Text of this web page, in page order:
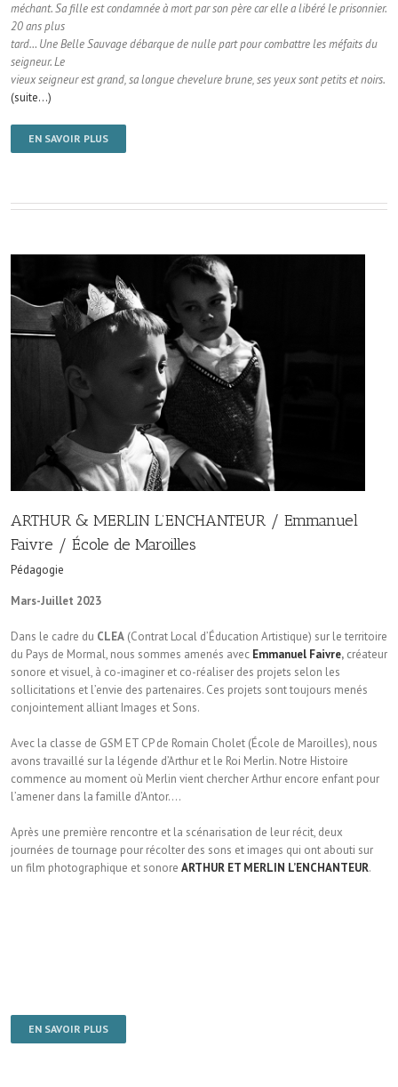
méchant. Sa fille est condamnée à mort par son père car elle a libéré le prisonnier.
20 ans plus
tard… Une Belle Sauvage débarque de nulle part pour combattre les méfaits du
seigneur. Le
vieux seigneur est grand, sa longue chevelure brune, ses yeux sont petits et noirs.
(suite…)
EN SAVOIR PLUS
ARTHUR & MERLIN L’ENCHANTEUR / Emmanuel
Faivre / École de Maroilles
Pédagogie
Mars-Juillet 2023
Dans le cadre du CLEA (Contrat Local d’Éducation Artistique) sur le territoire
du Pays de Mormal, nous sommes amenés avec Emmanuel Faivre, créateur
sonore et visuel, à co-imaginer et co-réaliser des projets selon les
sollicitations et l’envie des partenaires. Ces projets sont toujours menés
conjointement alliant Images et Sons.
Avec la classe de GSM ET CP de Romain Cholet (École de Maroilles), nous
avons travaillé sur la légende d’Arthur et le Roi Merlin. Notre Histoire
commence au moment où Merlin vient chercher Arthur encore enfant pour
l’amener dans la famille d’Antor….
Après une première rencontre et la scénarisation de leur récit, deux
journées de tournage pour récolter des sons et images qui ont abouti sur
un film photographique et sonore ARTHUR ET MERLIN L’ENCHANTEUR.
EN SAVOIR PLUS